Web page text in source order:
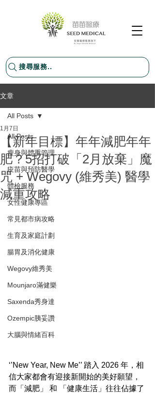
搜尋服務..
文章
All Posts
瘦身與體重管理
疫苗與預防醫學
體檢服務
女性健康專區
常見都市病攻略
生育及家庭計劃
腸胃及消化健康
Wegovy維秀美
Mounjaro滿健樂
Saxenda秀身達
Ozempic胰妥讚
大腦與情緒百科
All Posts
【新年目標】年年減肥年年
肥？5招打破「2月放棄」魔
咒 + Wegovy (維秀美) 醫學
減重攻略
1月7日
‘’New Year, New Me’’ 踏入 2026 年，相
信大家都會有迎接新開始的美好願望，
而「減肥」 和 「健康生活」往往佔據了